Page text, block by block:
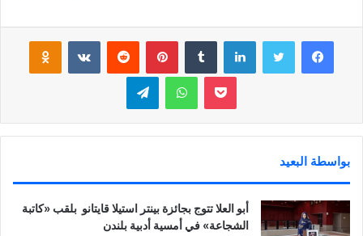
فيسبوك لينكدإن بينتيريست
بوكيت واتساب تيلقرام
بواسطة البعيد
أبو العلا تتوج بجائزة بينتر استيلا قايتانو بلقب «كاتبة
الشجاعة» في أمسية أدبية بلندن